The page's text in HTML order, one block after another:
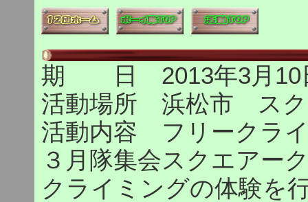
期 日 2013年3月10
活動場所 浜松市 スク
活動内容 フリークライ
３月隊集会スクエアー
クライミングの体験を